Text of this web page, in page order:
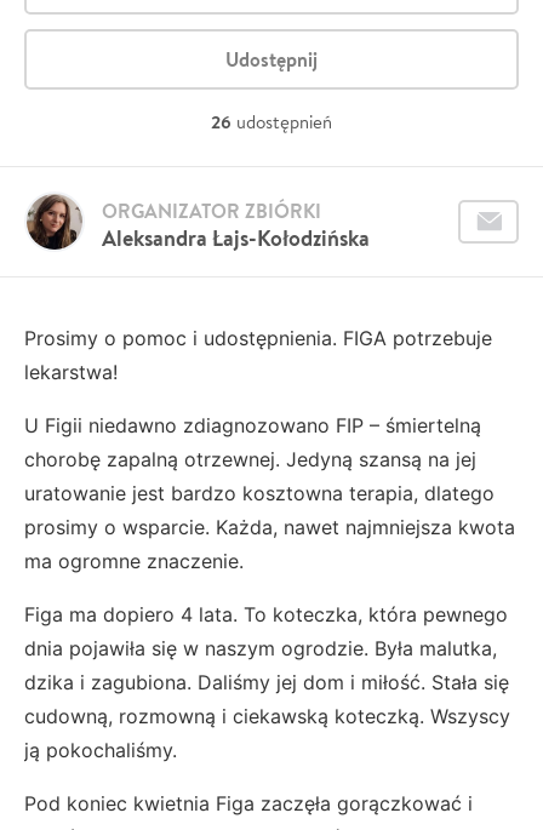
Udostępnij
26 udostępnień
Aleksandra Łajs-Kołodzińska
ORGANIZATOR ZBIÓRKI
Prosimy o pomoc i udostępnienia. FIGA potrzebuje
lekarstwa!
U Figii niedawno zdiagnozowano FIP – śmiertelną
chorobę zapalną otrzewnej. Jedyną szansą na jej
uratowanie jest bardzo kosztowna terapia, dlatego
prosimy o wsparcie. Każda, nawet najmniejsza kwota
ma ogromne znaczenie.
Figa ma dopiero 4 lata. To koteczka, która pewnego
dnia pojawiła się w naszym ogrodzie. Była malutka,
dzika i zagubiona. Daliśmy jej dom i miłość. Stała się
cudowną, rozmowną i ciekawską koteczką. Wszyscy
ją pokochaliśmy.
Pod koniec kwietnia Figa zaczęła gorączkować i